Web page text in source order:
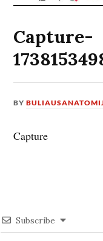
Capture-
BY
Capture
Subscribe